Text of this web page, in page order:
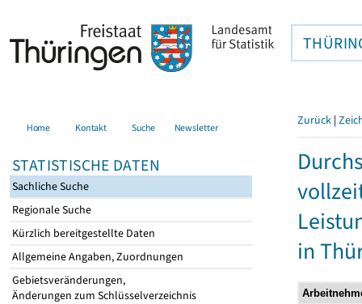
Home Kontakt Suche Newsletter
STATISTISCHE DATEN
Sachliche Suche
Regionale Suche
Kürzlich bereitgestellte Daten
Allgemeine Angaben, Zuordnungen
Gebietsveränderungen,
Änderungen zum Schlüsselverzeichnis
Zurück |
in